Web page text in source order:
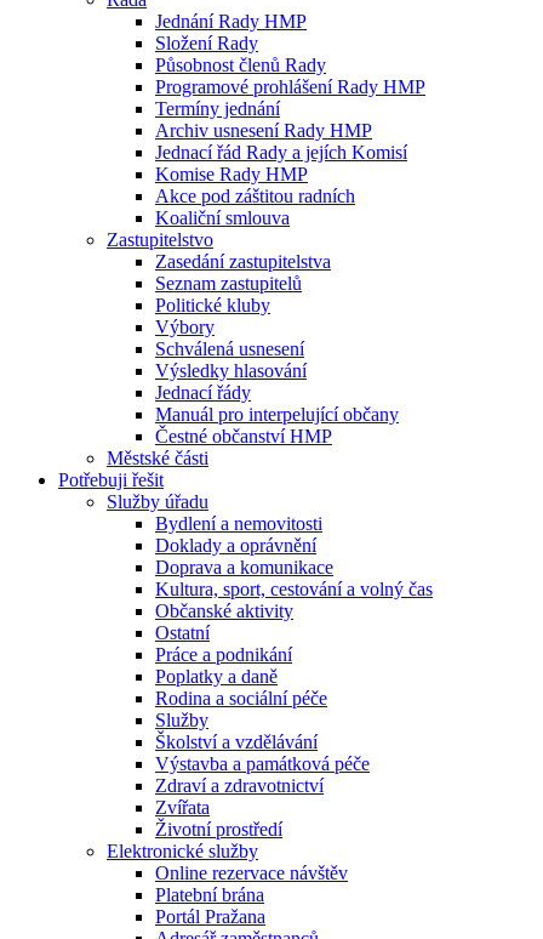
Jednání Rady HMP
Složení Rady
Působnost členů Rady
Programové prohlášení Rady HMP
Termíny jednání
Archiv usnesení Rady HMP
Jednací řád Rady a jejích Komisí
Komise Rady HMP
Akce pod záštitou radních
Koaliční smlouva
Zastupitelstvo
Zasedání zastupitelstva
Seznam zastupitelů
Politické kluby
Výbory
Schválená usnesení
Výsledky hlasování
Jednací řády
Manuál pro interpelující občany
Čestné občanství HMP
Městské části
Potřebuji řešit
Služby úřadu
Bydlení a nemovitosti
Doklady a oprávnění
Doprava a komunikace
Kultura, sport, cestování a volný čas
Občanské aktivity
Ostatní
Práce a podnikání
Poplatky a daně
Rodina a sociální péče
Služby
Školství a vzdělávání
Výstavba a památková péče
Zdraví a zdravotnictví
Zvířata
Životní prostředí
Elektronické služby
Online rezervace návštěv
Platební brána
Portál Pražana